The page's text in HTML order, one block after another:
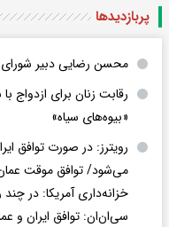
پربازدید‌ها
محسن رضایی دبیر
رقابت زنان برای
«بیوه‌های سیاه»
رویترز: در صورت توافق
می‌شود/ توافق موقت عمان
خزانه‌داری آمریکا: در
سی‌ان‌ان: توافق ایران و